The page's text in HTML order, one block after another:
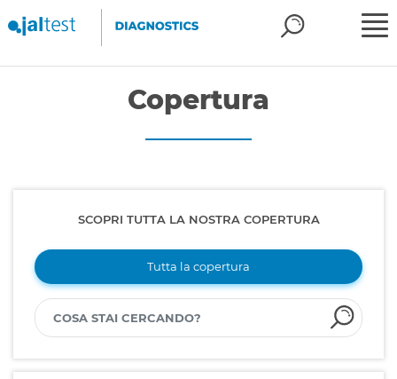
Copertura
SCOPRI TUTTA LA NOSTRA COPERTURA
Tutta la copertura